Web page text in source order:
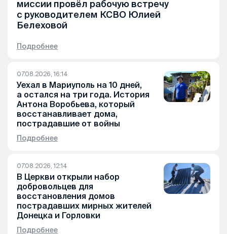
миссии провёл рабочую встречу
с руководителем КСВО Юлией
Белеховой
Подробнее
07.08.2026, 16:14
Уехал в Мариуполь на 10 дней,
а остался на три года. История
Антона Воробьева, который
восстанавливает дома,
пострадавшие от войны
Подробнее
07.08.2026, 12:14
В Церкви открыли набор
добровольцев для
восстановления домов
пострадавших мирных жителей
Донецка и Горловки
Подробнее